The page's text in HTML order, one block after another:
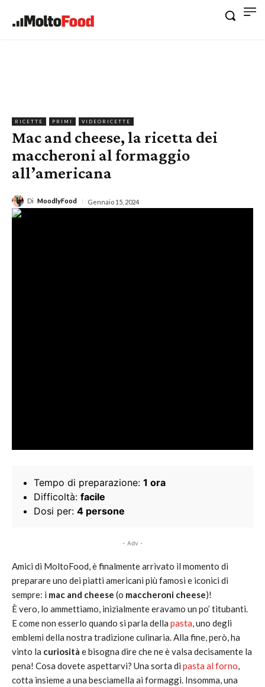
RICETTE PRIMI VIDEORICETTE
Mac and cheese, la ricetta dei
maccheroni al formaggio
all’americana
Di MoodlyFood Gennaio 15, 2024
Tempo di preparazione: 1 ora
Difficoltà: facile
Dosi per: 4 persone
- Adv -
Amici di MoltoFood, è finalmente arrivato il momento di
preparare uno dei piatti americani più famosi e iconici di
sempre: i mac and cheese (o maccheroni cheese)!
È vero, lo ammettiamo, inizialmente eravamo un po’ titubanti.
E come non esserlo quando si parla della pasta, uno degli
emblemi della nostra tradizione culinaria. Alla fine, però, ha
vinto la curiosità e bisogna dire che ne è valsa decisamente la
pena! Cosa dovete aspettarvi? Una sorta di pasta al forno,
cotta insieme a una besciamella ai formaggi. Insomma, una